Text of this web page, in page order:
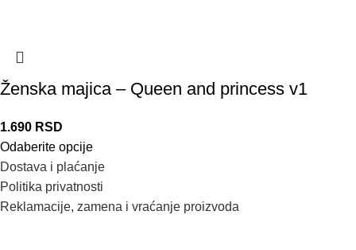
Ženska majica – Queen and princess v1
1.690 RSD
Odaberite opcije
Dostava i plaćanje
Politika privatnosti
Reklamacije, zamena i vraćanje proizvoda